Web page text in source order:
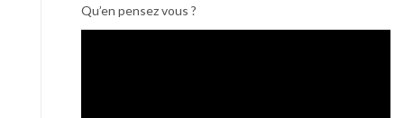
Qu’en pensez vous ?